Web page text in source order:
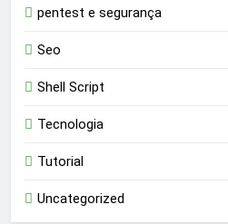
pentest e segurança
Seo
Shell Script
Tecnologia
Tutorial
Uncategorized